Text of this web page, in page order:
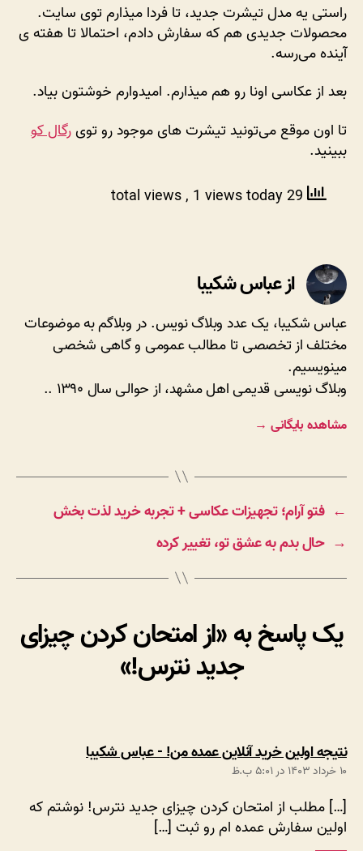
راستی یه مدل تیشرت جدید، تا فردا میذارم توی سایت.
محصولات جدیدی هم که سفارش دادم، احتمالا تا هفته ی
آینده می‌رسه.
بعد از عکاسی اونا رو هم میذارم. امیدوارم خوشتون بیاد.
تا اون موقع می‌تونید تیشرت های موجود رو تویرگال کو
ببینید.
, 1 views today
از عباس شکیبا
عباس شکیبا، یک عدد وبلاگ نویس. در وبلاگم به موضوعات
مختلف از تخصصی تا مطالب عمومی و گاهی شخصی
مینویسیم.
وبلاگ نویسی قدیمی اهل مشهد، از حوالی سال ۱۳۹۰ ..
مشاهده بایگانی →
← فتو آرام؛ تجهیزات عکاسی + تجربه خرید لذت بخش
→ حال بدم به عشق تو، تغییر کرده
یک پاسخ به «از امتحان کردن چیزای
جدید نترس!»
نتیجه اولین خرید آنلاین عمده من! - عباس شکیبا
:
۱۰ خرداد ۱۴۰۳ در ۵:۰۱ ب.ظ
[…] مطلب از امتحان کردن چیزای جدید نترس! نوشتم که
اولین سفارش عمده ام رو ثبت […]